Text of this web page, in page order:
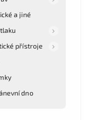
a jiné
přístroje
dno